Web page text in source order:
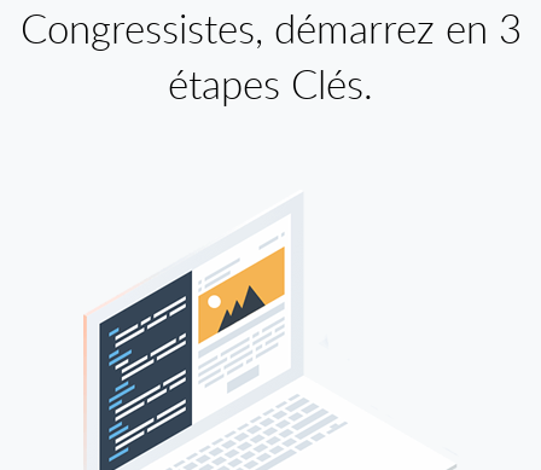
Congressistes, démarrez en 3
étapes Clés.